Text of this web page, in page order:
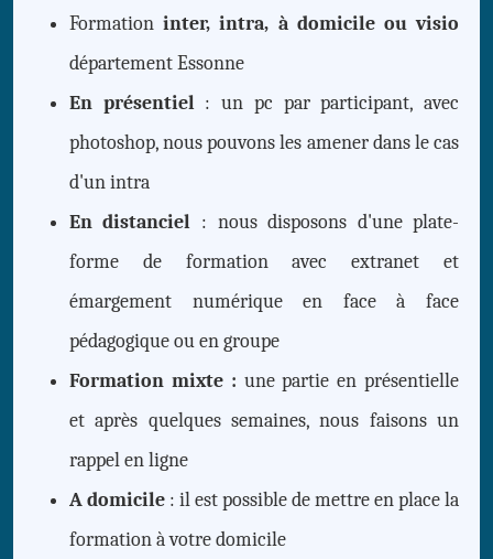
Formationinter, intra, à domicile ou visio
département Essonne
En présentiel: un pc par participant, avec
photoshop, nous pouvons les amener dans le cas
d'un intra
En distanciel : nous disposons d'une plate-
forme de formation avec extranet et
émargement numérique en face à face
pédagogique ou en groupe
Formation mixte : une partie en présentielle
et après quelques semaines, nous faisons un
rappel en ligne
A domicile: il est possible de mettre en place la
formation à votre domicile